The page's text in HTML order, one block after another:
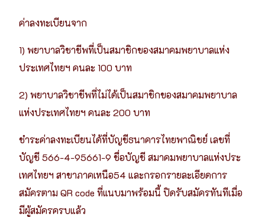
ค่าลงทะเบียนจาก
1) พยาบาลวิชาชีพที่เป็นสมาชิกของสมาคมพยาบาลแห่ง
ประเทศไทยฯ คนละ 100 บาท
2) พยาบาลวิชาชีพที่ไม่ได้เป็นสมาชิกของสมาคมพยาบาล
แห่งประเทศไทยฯ คนละ 200 บาท
ชำระค่าลงทะเบียนได้ที่บัญชีธนาคารไทยพาณิชย์ เลขที่
บัญชี 566-4-95661-9 ชื่อบัญชี สมาคมพยาบาลแห่งประ
เทศไทยฯ สาขาภาคเหนือ54 และกรอกรายละเอียดการ
สมัครตาม QR code ที่แนบมาพร้อมนี้ ปิดรับสมัครทันทีเมื่อ
มีผู้สมัครครบแล้ว